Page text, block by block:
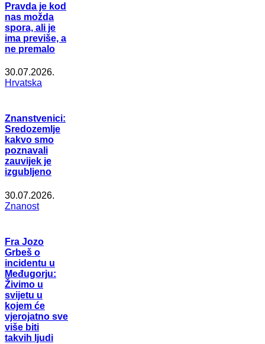
Pravda je kod
nas možda
spora, ali je
ima previše, a
ne premalo
30.07.2026.
Hrvatska
Znanstvenici:
Sredozemlje
kakvo smo
poznavali
zauvijek je
izgubljeno
30.07.2026.
Znanost
Fra Jozo
Grbeš o
incidentu u
Međugorju:
Živimo u
svijetu u
kojem će
vjerojatno sve
više biti
takvih ljudi